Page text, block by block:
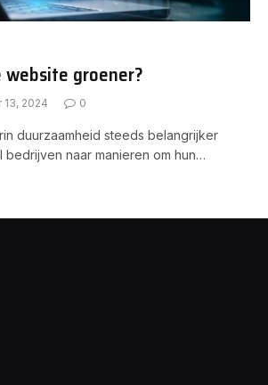
website groener?
2024 0
duurzaamheid steeds belangrijker
naar manieren om hun…